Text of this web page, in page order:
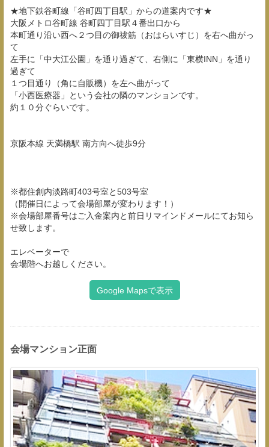
★地下鉄谷町線「谷町四丁目駅」からの道案内です★
大阪メトロ谷町線 谷町四丁目駅４番出口から
本町通り沿い西へ２つ目の御祓筋（おはらいすじ）を右へ曲がっ
て
左手に「中大江公園」を通り過ぎて、右側に「東横INN」を通り
過ぎて
１つ目通り（角に自販機）を左へ曲がって
「小西医療器」という会社の隣のマンションです。
約１０分ぐらいです。
京阪本線 天満橋駅 南方向へ徒歩9分
※都住創内淡路町403号室と503号室
（開催日によって会場部屋が変わります！）
※会場部屋番号はご入金案内と前日リマインドメールにてお知ら
せ致します。
エレベーターで
会場階へお越しください。
Google Mapsで表示
会場マンション正面